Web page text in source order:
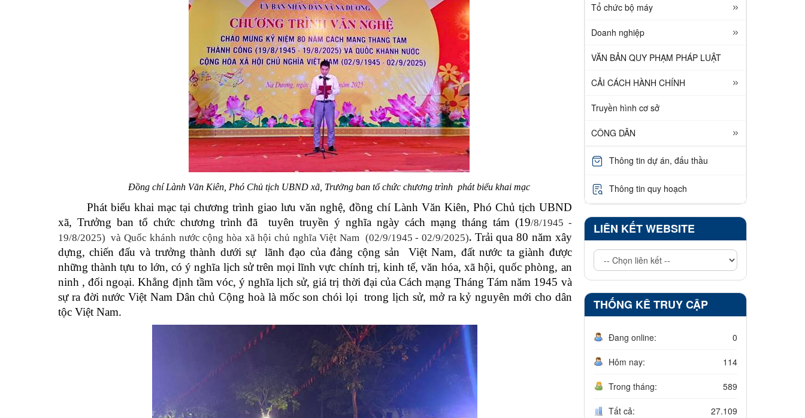
Đồng chí Lành Văn Kiên, Phó Chủ tịch UBND xã, Trưởng ban tổ chức chương trình phát biểu khai mạc
Phát biểu khai mạc tại chương trình giao lưu văn nghệ, đồng chí Lành Văn Kiên, Phó Chủ tịch UBND
xã, Trưởng ban tổ chức chương trình đã tuyên truyền ý nghĩa ngày cách mạng tháng tám (19/8/1945 -
19/8/2025) và Quốc khánh nước cộng hòa xã hội chủ nghĩa Việt Nam (02/9/1945 - 02/9/2025).Trải qua 80 năm xây
dựng, chiến đấu và trưởng thành dưới sự lãnh đạo của đảng cộng sản Việt Nam, đất nước ta giành được
những thành tựu to lớn, có ý nghĩa lịch sử trên mọi lĩnh vực chính trị, kinh tế, văn hóa, xã hội, quốc phòng, an
ninh , đối ngoại. Khẳng định tầm vóc, ý nghĩa lịch sử, giá trị thời đại của Cách mạng Tháng Tám năm 1945 và
sự ra đời nước Việt Nam Dân chủ Cộng hoà là mốc son chói lọi trong lịch sử, mở ra kỷ nguyên mới cho dân
tộc Việt Nam.
Tổ chức bộ máy
Doanh nghiệp
VĂN BẢN QUY PHẠM PHÁP LUẬT
CẢI CÁCH HÀNH CHÍNH
Truyền hình cơ sở
CÔNG DÂN
Thông tin dự án, đấu thầu
Thông tin quy hoạch
LIÊN KẾT WEBSITE
THỐNG KÊ TRUY CẬP
Đang online: 0
Hôm nay: 114
Trong tháng: 589
Tất cả: 27.109